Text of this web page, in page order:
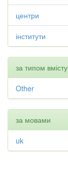
центри
інститути
за типом вмісту
Other
за мовами
uk